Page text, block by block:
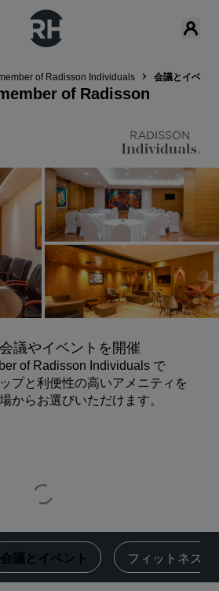
of Radisson Individuals ‌会議とイベント
of Radisson
議やイベントを開催
of Radisson Individuals で
プと利便性の高いアメニティを
からお選びいただけます。
‌会議とイベント フィットネス